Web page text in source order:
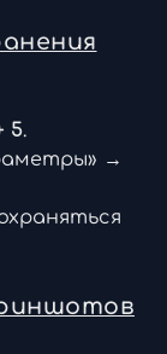
5.
→